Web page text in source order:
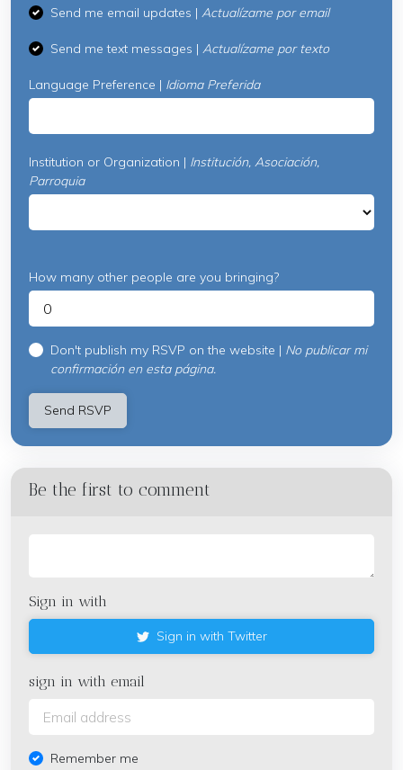
Send me email updates | Actualízame por email
Send me text messages | Actualízame por texto
Language Preference | Idioma Preferida
Institution or Organization | Institución, Asociación,
Parroquia
How many other people are you bringing?
Don't publish my RSVP on the website | No publicar mi
confirmación en esta página.
Be the first to comment
Sign in with
Sign in with Twitter
sign in with email
Remember me